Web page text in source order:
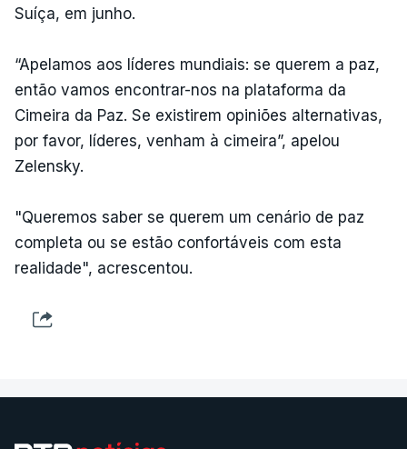
Suíça, em junho.
“Apelamos aos líderes mundiais: se querem a paz,
então vamos encontrar-nos na plataforma da
Cimeira da Paz. Se existirem opiniões alternativas,
por favor, líderes, venham à cimeira”, apelou
Zelensky.
"Queremos saber se querem um cenário de paz
completa ou se estão confortáveis com esta
realidade", acrescentou.